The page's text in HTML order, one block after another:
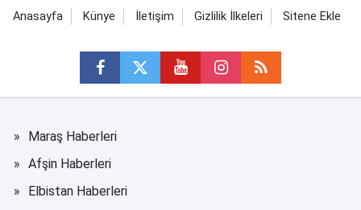
Anasayfa Künye İletişim Gizlilik İlkeleri Sitene Ekle
Maraş Haberleri
Afşin Haberleri
Elbistan Haberleri